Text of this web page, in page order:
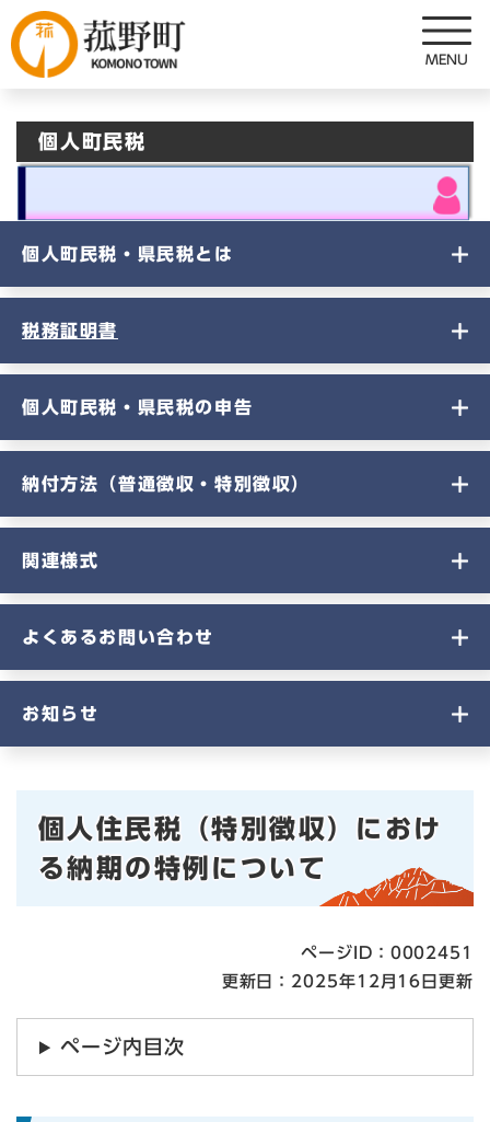
ー
ジ
先
。
個人町民税
個人町民税・県民税とは
税務証明書
個人町民税・県民税の申告
納付方法（普通徴収・特別徴収）
関連様式
よくあるお問い合わせ
お知らせ
個人住民税（特別徴収）におけ
る納期の特例について
ページID：0002451
更新日：2025年12月16日更新
ページ内目次